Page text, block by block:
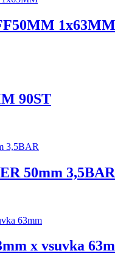
1x63MM
90ST
50mm 3,5BAR
x vsuvka